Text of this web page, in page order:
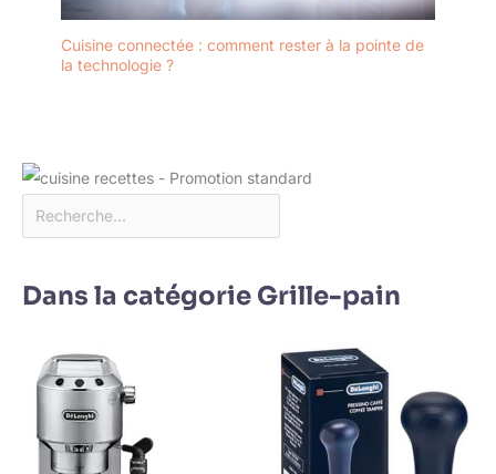
Cuisine connectée : comment rester à la pointe de
la technologie ?
Dans la catégorie Grille-pain